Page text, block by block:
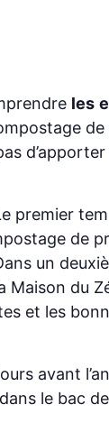
les
premier
de
un
Maison du
et les
avant
le bac